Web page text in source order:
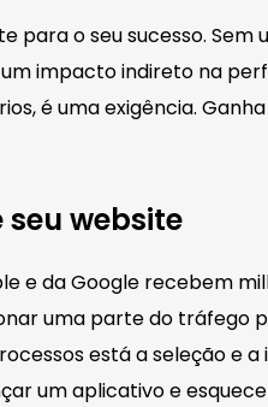
para o seu sucesso.
impacto indireto na
é uma exigência.
website
e da Google recebem
uma parte do tráfego
está a seleção e
um aplicativo e